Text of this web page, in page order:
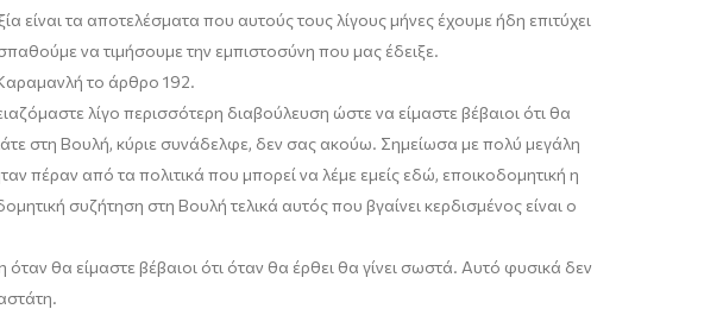
είναι τα αποτελέσματα που αυτούς τους λίγους μήνες έχουμε ήδη επιτύχει
να τιμήσουμε την εμπιστοσύνη που μας έδειξε.
το άρθρο 192.
λίγο περισσότερη διαβούλευση ώστε να είμαστε βέβαιοι ότι θα
στη Βουλή, κύριε συνάδελφε, δεν σας ακούω. Σημείωσα με πολύ μεγάλη
πέραν από τα πολιτικά που μπορεί να λέμε εμείς εδώ, εποικοδομητική η
συζήτηση στη Βουλή τελικά αυτός που βγαίνει κερδισμένος είναι ο
θα είμαστε βέβαιοι ότι όταν θα έρθει θα γίνει σωστά. Αυτό φυσικά δεν